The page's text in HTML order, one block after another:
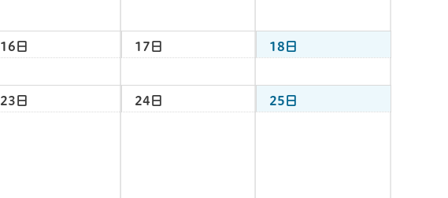
16日 17日 18日
23日 24日 25日